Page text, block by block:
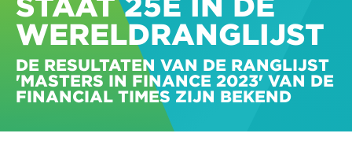
WERELDRANGLIJST
DE RESULTATEN VAN DE RANGLIJST
'MASTERS IN FINANCE 2023' VAN DE
FINANCIAL TIMES ZIJN BEKEND